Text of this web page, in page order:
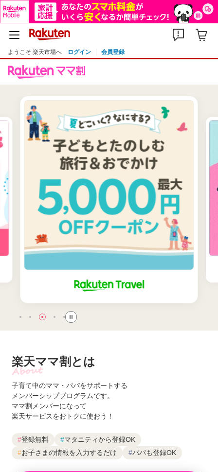
ようこそ 楽天市場へ ログイン 会員登録
楽天ママ割とは
子育て中のママ・パパをサポートする
メンバーシッププログラムです。
ママ割メンバーになって
楽天サービスをおトクに使おう！
#登録無料 #マタニティから登録OK
#お子さまの情報を入力するだけ #パパも登録OK